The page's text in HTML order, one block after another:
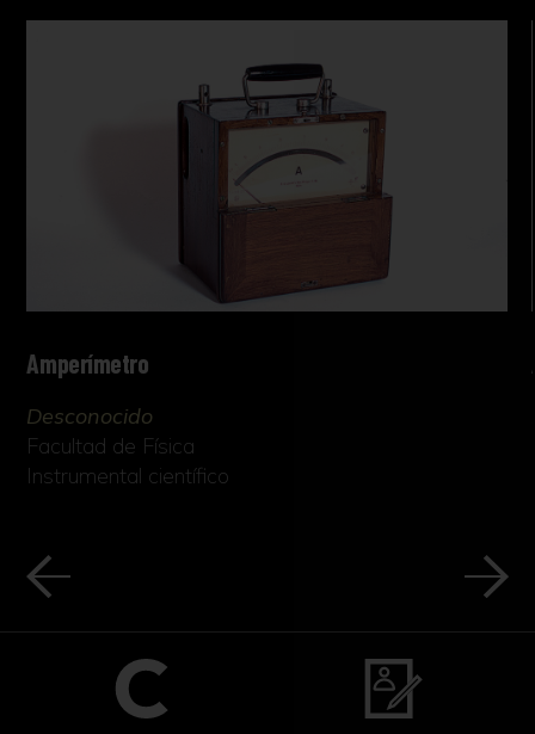
Amperímetro
Desconocido
Facultad de Física
Instrumental científico